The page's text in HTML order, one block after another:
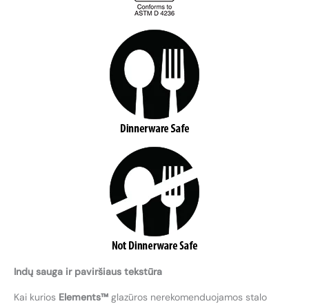
Indų sauga ir paviršiaus tekstūra
Kai kurios Elements™ glazūros nerekomenduojamos stalo